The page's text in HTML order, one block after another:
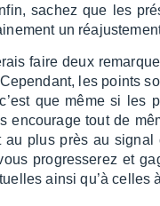
sachez que les
un
faire deux
les points
que même si les
encou­rage tout de
plus près au
progres­se­rez et
ainsi qu’à celles